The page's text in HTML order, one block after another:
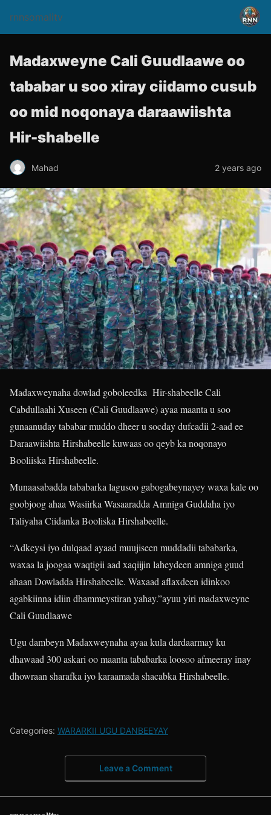
rnnsomalitv
Madaxweyne Cali Guudlaawe oo
tababar u soo xiray ciidamo cusub
oo mid noqonaya daraawiishta
Hir-shabelle
Mahad 2 years ago
Madaxweynaha dowlad goboleedka Hir-shabeelle Cali
Cabdullaahi Xuseen (Cali Guudlaawe) ayaa maanta u soo
gunaanuday tababar muddo dheer u socday dufcadii 2-aad ee
Daraawiishta Hirshabeelle kuwaas oo qeyb ka noqonayo
Booliiska Hirshabeelle.
Munaasabadda tababarka lagusoo gabogabeynayey waxa kale oo
goobjoog ahaa Wasiirka Wasaaradda Amniga Guddaha iyo
Taliyaha Ciidanka Booliska Hirshabeelle.
“Adkeysi iyo dulqaad ayaad muujiseen muddadii tababarka,
waxaa la joogaa waqtigii aad xaqiijin laheydeen amniga guud
ahaan Dowladda Hirshabeelle. Waxaad aflaxdeen idinkoo
agabkiinna idiin dhammeystiran yahay.”ayuu yiri madaxweyne
Cali Guudlaawe
Ugu dambeyn Madaxweynaha ayaa kula dardaarmay ku
dhawaad 300 askari oo maanta tababarka loosoo afmeeray inay
dhowraan sharafka iyo karaamada shacabka Hirshabeelle.
Categories: WARARKII UGU DANBEEYAY
Leave a Comment